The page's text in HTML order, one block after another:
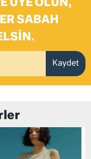
ÜYE OLUN,
SABAH
Kaydet